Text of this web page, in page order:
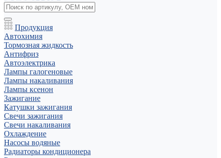
Продукция
Автохимия
Тормозная жидкость
Антифриз
Автоэлектрика
Лампы галогеновые
Лампы накаливания
Лампы ксенон
Зажигание
Катушки зажигания
Свечи зажигания
Свечи накаливания
Охлаждение
Насосы водяные
Радиаторы кондиционера